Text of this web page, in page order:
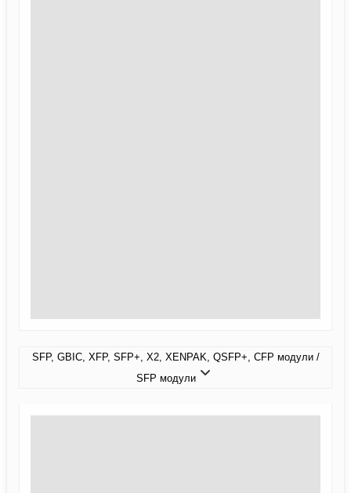
SFP, GBIC, XFP, SFP+, X2, XENPAK, QSFP+, CFP модули /
SFP модули